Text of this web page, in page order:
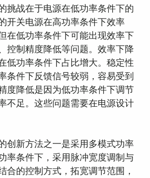
挑战在于电源在低功率条件下的
开关电源在高功率条件下效率
在低功率条件下可能出现效率下
控制精度降低等问题。效率下降
低功率条件下占比增大。稳定性
条件下反馈信号较弱，容易受到
度降低是因为低功率条件下调节
不足。这些问题需要在电源设计
创新方法之一是采用多模式功率
率条件下，采用脉冲宽度调制与
合的控制方式，拓宽调节范围，